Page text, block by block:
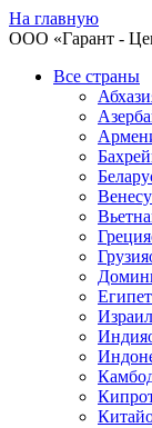
На главную
ООО «Гарант -
Все страны
Греция
Грузия
Египет
Индия
Кипр
Китай